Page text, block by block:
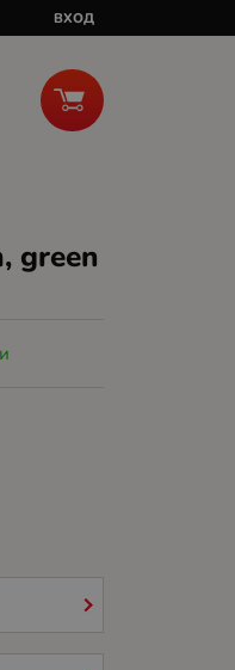
ВХОД
green